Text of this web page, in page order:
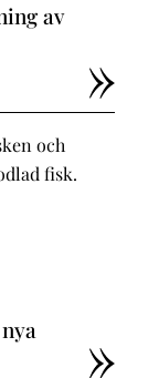
av
och
fisk.